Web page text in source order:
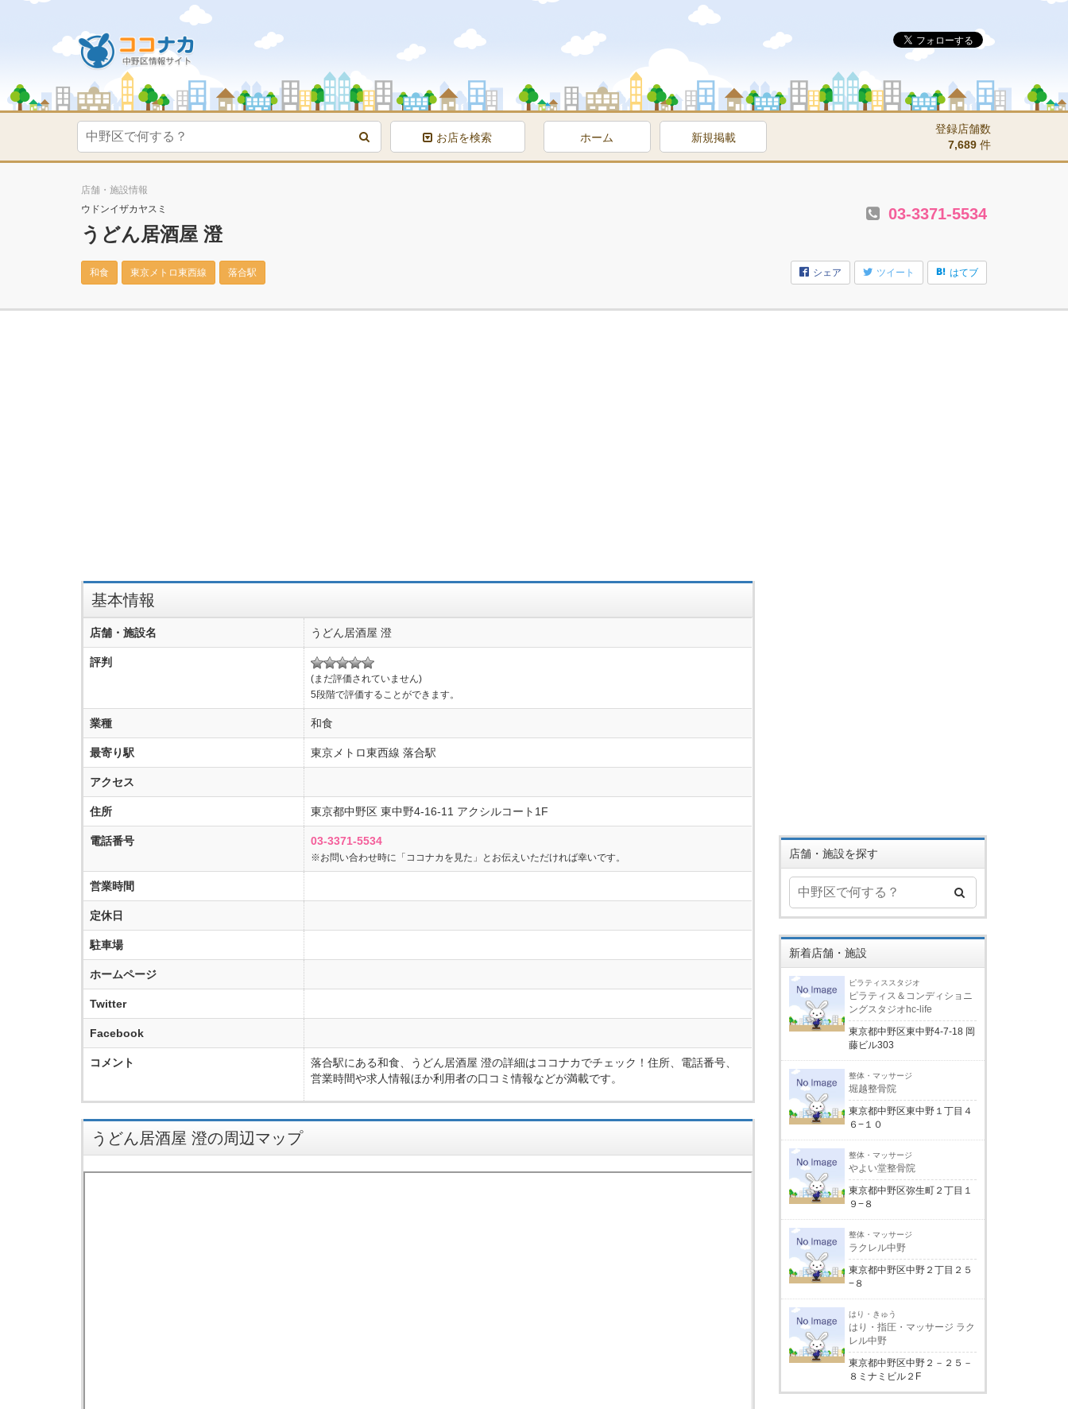
お店を検索 ホーム 新規掲載
登録店舗数
7,689 件
店舗・施設情報
ウドンイザカヤスミ
うどん居酒屋 澄
03-3371-5534
和食 東京メトロ東西線 落合駅 シェア ツイート はてブ
基本情報
店舗・施設名 うどん居酒屋 澄
評判
(まだ評価されていません)
5段階で評価することができます。
業種 和食
最寄り駅 東京メトロ東西線 落合駅
アクセス
住所 東京都中野区 東中野4-16-11 アクシルコート1F
電話番号 03-3371-5534
※お問い合わせ時に「ココナカを見た」とお伝えいただければ幸いです。
営業時間
定休日
駐車場
ホームページ
Twitter
Facebook
コメント
落合駅にある和食、うどん居酒屋 澄の詳細はココナカでチェック！住所、電話番号、
営業時間や求人情報ほか利用者の口コミ情報などが満載です。
うどん居酒屋 澄の周辺マップ
店舗・施設を探す
新着店舗・施設
ピラティススタジオ
ピラティス＆コンディショニ
ングスタジオhc-life
東京都中野区東中野4-7-18 岡
藤ビル303
整体・マッサージ
堀越整骨院
東京都中野区東中野１丁目４
６−１０
整体・マッサージ
やよい堂整骨院
東京都中野区弥生町２丁目１
９−８
整体・マッサージ
ラクレル中野
東京都中野区中野２丁目２５
−８
はり・きゅう
はり・指圧・マッサージ ラク
レル中野
東京都中野区中野２－２５－
８ミナミビル２F